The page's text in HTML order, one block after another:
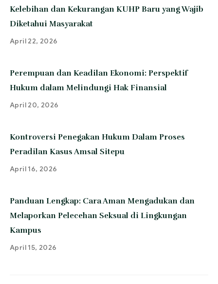
Kelebihan dan Kekurangan KUHP Baru yang Wajib
Diketahui Masyarakat
April 22, 2026
Perempuan dan Keadilan Ekonomi: Perspektif
Hukum dalam Melindungi Hak Finansial
April 20, 2026
Kontroversi Penegakan Hukum Dalam Proses
Peradilan Kasus Amsal Sitepu
April 16, 2026
Panduan Lengkap: Cara Aman Mengadukan dan
Melaporkan Pelecehan Seksual di Lingkungan
Kampus
April 15, 2026